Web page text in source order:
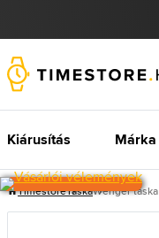
Kiárusítás Márka
TimestoreTáskaWenger táska